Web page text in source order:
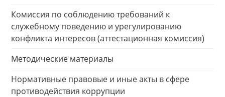
Комиссия по соблюдению требований к
служебному поведению и урегулированию
конфликта интересов (аттестационная комиссия)
Методические материалы
Нормативные правовые и иные акты в сфере
противодействия коррупции